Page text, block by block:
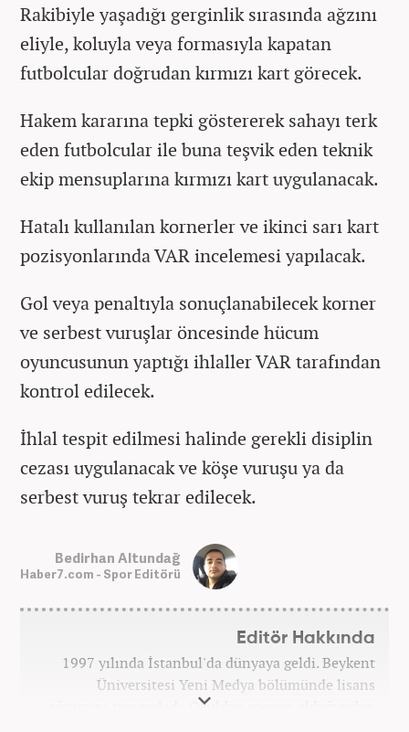
Rakibiyle yaşadığı gerginlik sırasında ağzını
eliyle, koluyla veya formasıyla kapatan
futbolcular doğrudan kırmızı kart görecek.
Hakem kararına tepki göstererek sahayı terk
eden futbolcular ile buna teşvik eden teknik
ekip mensuplarına kırmızı kart uygulanacak.
Hatalı kullanılan kornerler ve ikinci sarı kart
pozisyonlarında VAR incelemesi yapılacak.
Gol veya penaltıyla sonuçlanabilecek korner
ve serbest vuruşlar öncesinde hücum
oyuncusunun yaptığı ihlaller VAR tarafından
kontrol edilecek.
İhlal tespit edilmesi halinde gerekli disiplin
cezası uygulanacak ve köşe vuruşu ya da
serbest vuruş tekrar edilecek.
Bedirhan Altundağ
Haber7.com - Spor Editörü
Editör Hakkında
1997 yılında İstanbul'da dünyaya geldi. Beykent
Üniversitesi Yeni Medya bölümünde lisans
eğitimini tamamladı. Okuldan mezun olduğundan